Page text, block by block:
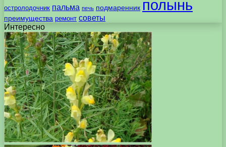
остролодочник пальма печь подмаренник полынь
преимущества ремонт советы
Интересно